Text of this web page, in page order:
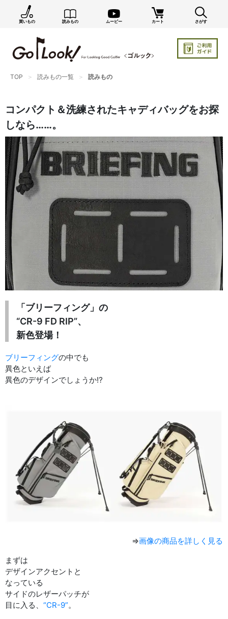
買いもの 読みもの ムービー カート さがす
TOP 読みもの一覧 読みもの
コンパクト＆洗練されたキャディバッグをお探
しなら……。
「ブリーフィング」の
“CR-9 FD RIP”、
新色登場！
ブリーフィングの中でも
異色といえば
異色のデザインでしょうか⁉︎
⇒画像の商品を詳しく見る
まずは
デザインアクセントと
なっている
サイドのレザーパッチが
目に入る、 “CR-9”。
×
GO/LOOK! からのお知らせ（受信設定）
新商品情報や編集部のオススメ、オトクな情報・買い
まだご登録でない方はぜひ！
編集部セレクトのスタイル提案・お得情報（ダイレクトメール）
カートに残っている商品のお知らせ（買い忘れ通知）
お知らせを受け取る
いつでもメール内のリンクから配信停止できます